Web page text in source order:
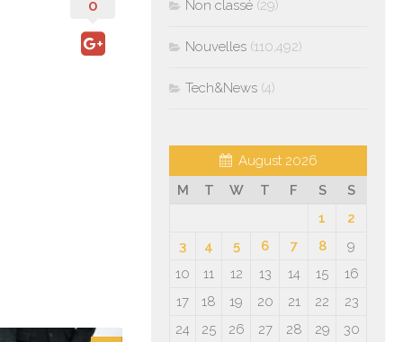
0 Non classé (29)
Nouvelles (110,492)
Tech&News (4)
August 2026
M
T W T F S
S
1
2
3
4 5 6 7 8
9
10
11 12 13 14 15
16
17
18 19 20 21 22
23
24
25 26 27 28 29
30